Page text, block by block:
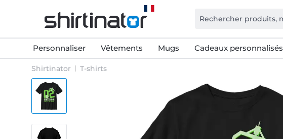
Personnaliser Vêtements Mugs Cadeaux personnalisés
Shirtinator T-shirts